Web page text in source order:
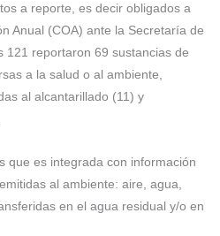
a reporte, es decir obligados a
Anual (COA) ante la Secretaría de
121 reportaron 69 sustancias de
a la salud o al ambiente,
al alcantarillado (11) y
que es integrada con información
al ambiente: aire, agua,
en el agua residual y/o en